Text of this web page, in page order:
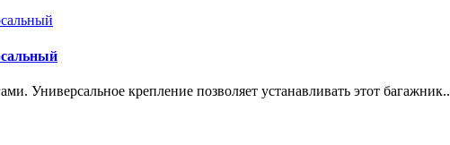
Универсальное крепление позволяет устанавливать этот багажник..